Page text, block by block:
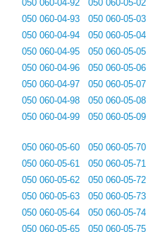
050 060-04-92
050 060-04-93
050 060-04-94
050 060-04-95
050 060-04-96
050 060-04-97
050 060-04-98
050 060-04-99
050 060-05-02
050 060-05-03
050 060-05-04
050 060-05-05
050 060-05-06
050 060-05-07
050 060-05-08
050 060-05-09
050 060-05-60
050 060-05-61
050 060-05-62
050 060-05-63
050 060-05-64
050 060-05-65
050 060-05-70
050 060-05-71
050 060-05-72
050 060-05-73
050 060-05-74
050 060-05-75